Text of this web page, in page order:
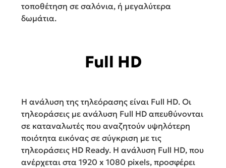
τοποθέτηση σε σαλόνια, ή μεγαλύτερα
δωμάτια.
Full HD
Η ανάλυση της τηλεόρασης είναι Full HD. Οι
τηλεοράσεις με ανάλυση Full HD απευθύνονται
σε καταναλωτές που αναζητούν υψηλότερη
ποιότητα εικόνας σε σύγκριση με τις
τηλεοράσεις HD Ready. Η ανάλυση Full HD, που
ανέρχεται στα 1920 x 1080 pixels, προσφέρει